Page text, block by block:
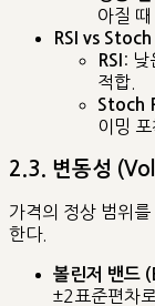
아질 때
RSI vs Stoch
RSI : 낮
적합.
Stoch
이밍 포
2.3. 변동성
가격의 정상 범위
한다.
볼린저 밴드
±2표준편차